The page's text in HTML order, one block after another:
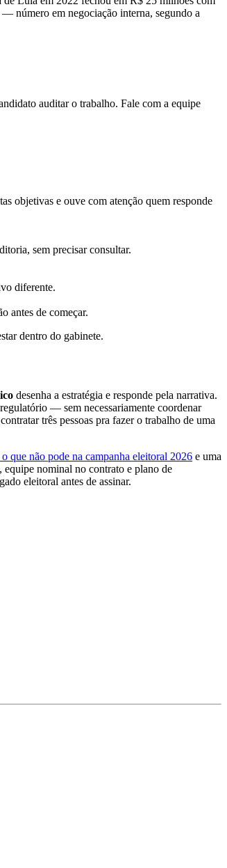
número em negociação interna, segundo a
auditar o trabalho. Fale com a equipe
objetivas e ouve com atenção quem responde
sem precisar consultar.
diferente.
antes de começar.
dentro do gabinete.
desenha a estratégia e responde pela narrativa.
— sem necessariamente coordenar
três pessoas pra fazer o trabalho de uma
o que não pode na campanha eleitoral 2026 e uma
equipe nominal no contrato e plano de
eleitoral antes de assinar.